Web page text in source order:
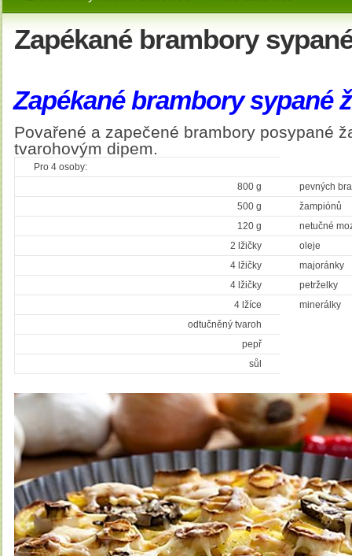
Zapékané brambory
Zapékané brambory sypané
Povařené a zapečené brambory posypané
tvarohovým dipem.
Pro 4 osoby:
800 g
pevných
500 g
žampiónů
120 g
netučné
2 lžičky
oleje
4 lžičky
majoránky
4 lžičky
petrželky
4 lžíce
minerálky
odtučněný tvaroh
pepř
sůl